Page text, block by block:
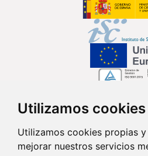
Utilizamos cookies
Utilizamos cookies propias
mejorar nuestros servicios
Síguenos